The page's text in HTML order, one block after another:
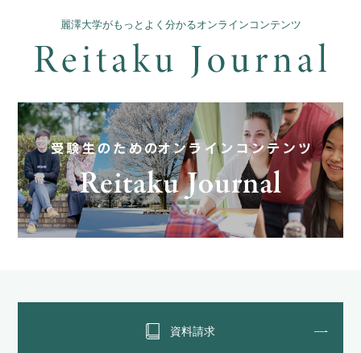
麗澤大学がもっとよく分かるオンラインコンテンツ
資料請求